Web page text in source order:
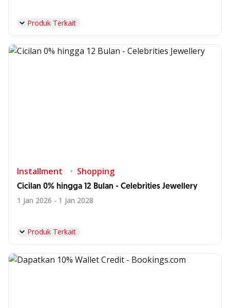
Produk Terkait
Installment Shopping
Cicilan 0% hingga 12 Bulan - Celebrities Jewellery
1 Jan 2026 - 1 Jan 2028
Produk Terkait